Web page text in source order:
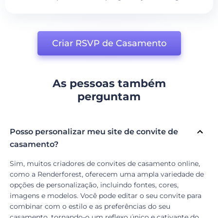
Criar RSVP de Casamento
As pessoas também
perguntam
Posso personalizar meu site de convite de
casamento?
Sim, muitos criadores de convites de casamento online,
como a Renderforest, oferecem uma ampla variedade de
opções de personalização, incluindo fontes, cores,
imagens e modelos. Você pode editar o seu convite para
combinar com o estilo e as preferências do seu